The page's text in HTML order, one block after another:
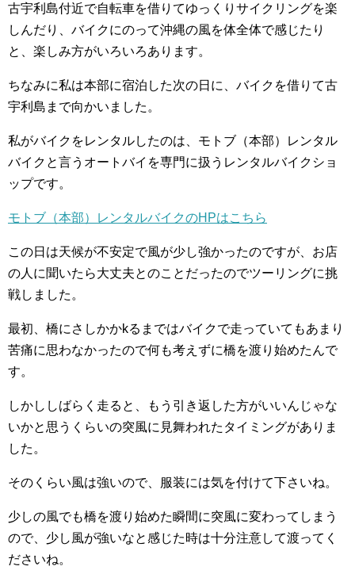
古宇利島付近で自転車を借りてゆっくりサイクリングを楽
しんだり、バイクにのって沖縄の風を体全体で感じたり
と、楽しみ方がいろいろあります。
ちなみに私は本部に宿泊した次の日に、バイクを借りて古
宇利島まで向かいました。
私がバイクをレンタルしたのは、モトブ（本部）レンタル
バイクと言うオートバイを専門に扱うレンタルバイクショ
ップです。
モトブ（本部）レンタルバイクのHPはこちら
この日は天候が不安定で風が少し強かったのですが、お店
の人に聞いたら大丈夫とのことだったのでツーリングに挑
戦しました。
最初、橋にさしかかkるまではバイクで走っていてもあまり
苦痛に思わなかったので何も考えずに橋を渡り始めたんで
す。
しかししばらく走ると、もう引き返した方がいいんじゃな
いかと思うくらいの突風に見舞われたタイミングがありま
した。
そのくらい風は強いので、服装には気を付けて下さいね。
少しの風でも橋を渡り始めた瞬間に突風に変わってしまう
ので、少し風が強いなと感じた時は十分注意して渡ってく
ださいね。